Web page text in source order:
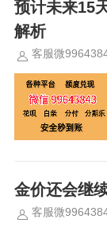
预计未来15
解析
客服微
金价还会继
客服微